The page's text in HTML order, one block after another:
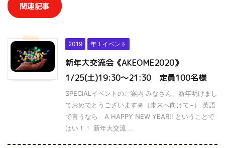
関連記事
2019 年１イベント
新年大交流会《AKEOME2020》
1/25(土)19:30～21:30 定員100名様
SPECIALイベントのご案内 みなさん、新年明けまし
ておめでとうございます🎍（未来へ向けて~） 英語
で言うなら A HAPPY NEW YEAR!! ということで
はい！！ 新年大交流 ...